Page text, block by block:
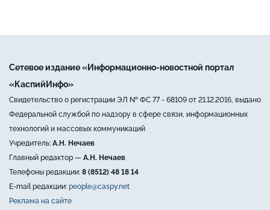
Сетевое издание «Информационно-новостной портал
«КаспийИнфо»
Свидетельство о регистрации ЭЛ № ФС 77 - 68109 от 21.12.2016, выдано
Федеральной службой по надзору в сфере связи, информационных
технологий и массовых коммуникаций
Учредитель: А.Н. Нечаев
Главный редактор — А.Н. Нечаев
Телефоны редакции: 8 (8512) 48 18 14
E-mail редакции: people@caspy.net
Реклама на сайте